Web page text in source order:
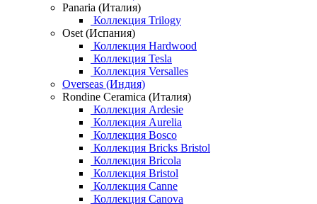
Panaria (Италия)
Коллекция Trilogy
Oset (Испания)
Коллекция Hardwood
Коллекция Tesla
Коллекция Versalles
Overseas (Индия)
Rondine Ceramica (Италия)
Коллекция Ardesie
Коллекция Aurelia
Коллекция Bosco
Коллекция Bricks Bristol
Коллекция Bricola
Коллекция Bristol
Коллекция Canne
Коллекция Canova